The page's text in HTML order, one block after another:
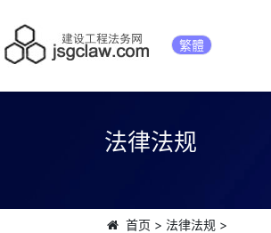
繁體
法律法规
首页 > 法律法规 >